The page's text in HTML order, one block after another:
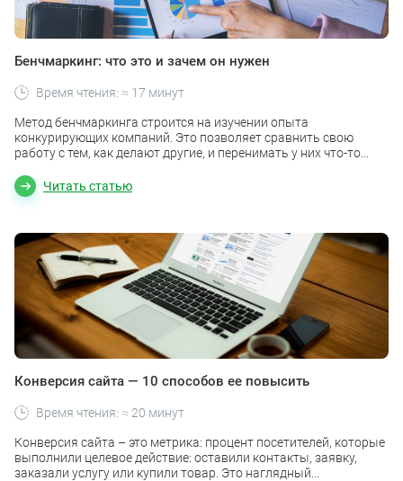
Бенчмаркинг: что это и зачем он нужен
Метод бенчмаркинга строится на изучении опыта
конкурирующих компаний. Это позволяет сравнить свою
работу с тем, как делают другие, и перенимать у них что-то...
Читать статью
Время чтения: ≈ 17 минут
Конверсия сайта — 10 способов ее повысить
Конверсия сайта – это метрика: процент посетителей, которые
выполнили целевое действие: оставили контакты, заявку,
заказали услугу или купили товар. Это наглядный...
Время чтения: ≈ 20 минут